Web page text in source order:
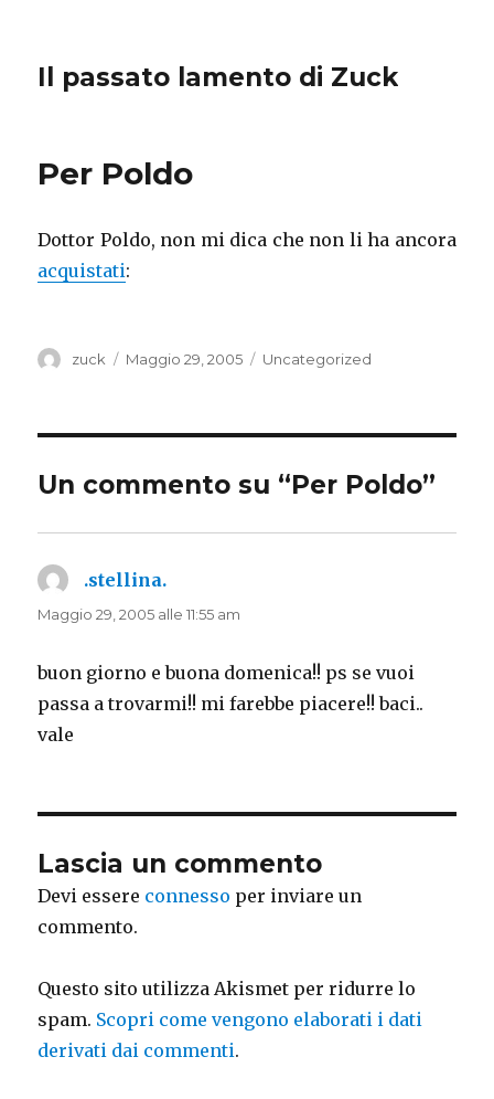
Il passato lamento di Zuck
Per Poldo
Dottor Poldo, non mi dica che non li ha ancora
acquistati:
Autore
zuck
Pubblicato
Maggio 29, 2005 Categorie
Uncategorized
Un commento su “Per Poldo”
.stellina.
detto:
Maggio 29, 2005 alle 11:55 am
buon giorno e buona domenica!! ps se vuoi
passa a trovarmi!! mi farebbe piacere!! baci..
vale
Lascia un commento
Devi essere connesso per inviare un
commento.
Questo sito utilizza Akismet per ridurre lo
spam. Scopri come vengono elaborati i dati
derivati dai commenti.